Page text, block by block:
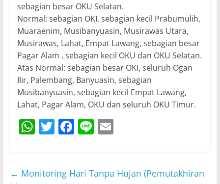
sebagian besar OKU Selatan.
Normal: sebagian OKI, sebagian kecil Prabumulih,
Muaraenim, Musibanyuasin, Musirawas Utara,
Musirawas, Lahat, Empat Lawang, sebagian besar
Pagar Alam , sebagian kecil OKU dan OKU Selatan.
Atas Normal: sebagian besar OKI, seluruh Ogan
Ilir, Palembang, Banyuasin, sebagian
Musibanyuasin, sebagian kecil Empat Lawang,
Lahat, Pagar Alam, OKU dan seluruh OKU Timur.
W
s
T
er
F
e
Li E
l
← Monitoring Hari Tanpa Hujan (Pemutakhiran